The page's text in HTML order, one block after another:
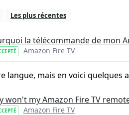
Les plus récentes
la télécommande de mon
Amazon Fire TV
langue, mais en voici
won't my Amazon Fire TV
Amazon Fire TV